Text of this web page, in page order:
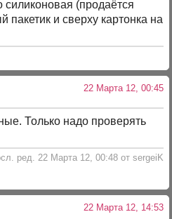
силиконовая (продаётся
пакетик и сверху картонка на
22 Марта 12, 00:45
Только надо проверять
ред. 22 Марта 12, 00:48 от sergeiK
22 Марта 12, 14:53